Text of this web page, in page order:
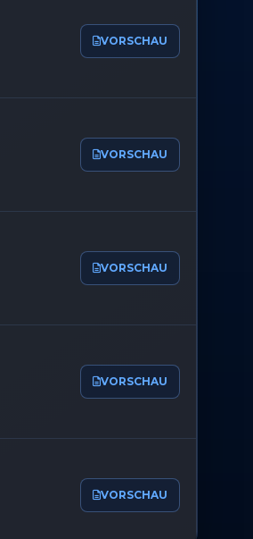
VORSCHAU
VORSCHAU
VORSCHAU
VORSCHAU
VORSCHAU